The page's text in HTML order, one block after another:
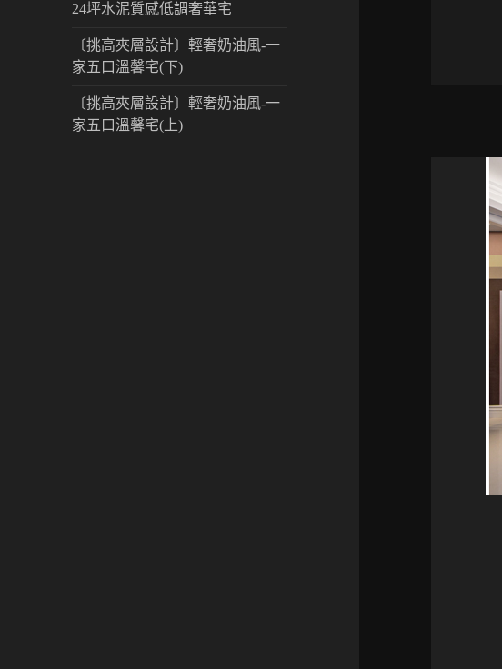
24坪水泥質感低調奢華宅
〔挑高夾層設計〕輕奢奶油風-一
家五口溫馨宅(下)
〔挑高夾層設計〕輕奢奶油風-一
家五口溫馨宅(上)